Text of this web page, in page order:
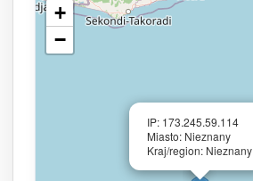
IP: 173.245.59.114
Miasto: Nieznany
Kraj/region: Nieznany
+
−